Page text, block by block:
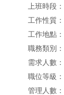
上班時段：
工作性質：
工作地點：
職務類別：
需求人數：
職位等級：
管理人數：